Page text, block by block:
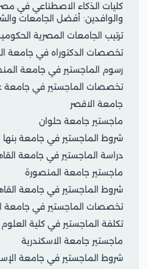
كليات الذكاء الاصطناعي في
والوافدين: أفضل الجامعات
ترتيب الجامعات المصرية
تخصصات الدكتوراه في جامعة
رسوم الماجستير في جامعة
تخصصات الماجستير في
جامعة الاقصر
ماجستير جامعة حلوان
شروط الماجستير في جامعة بنها
دراسة الماجستير في جامعة
ماجستير جامعة المنصورة
شروط الماجستير في جامعة
تخصصات الماجستير في جامعة
تكلفة الماجستير في كلية
ماجستير جامعة الاسكندرية
شروط الماجستير في جامعة